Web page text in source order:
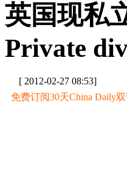
英国现私
Private
[ 2012-02-27 08:53]
免费订阅30天China Daily